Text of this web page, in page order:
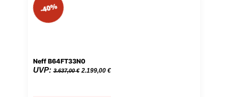
Neff B64FT33N0
UVP: 3.637,00€ Ursprünglicher
2.199,00 €Aktueller
-40%